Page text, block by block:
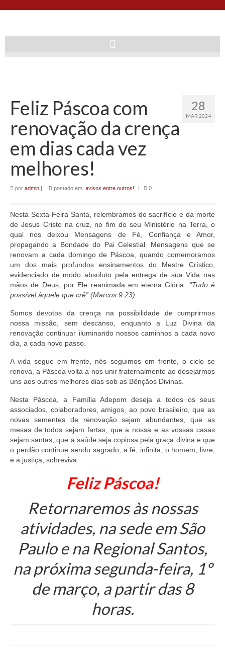
28
MAR 2024
Feliz Páscoa com
renovação da crença
em dias cada vez
melhores!
por admin postado em: avisos entre outros! 0
Nesta Sexta-Feira Santa, relembramos do sacrifício e da morte
de Jesus Cristo na cruz, no fim do seu Ministério na Terra, o
qual nos deixou Mensagens de Fé, Confiança e Amor,
propagando a Bondade do Pai Celestial. Mensagens que se
renovam a cada domingo de Páscoa, quando comemoramos
um dos mais profundos ensinamentos do Mestre Crístico,
evidenciado de modo absoluto pela entrega de sua Vida nas
mãos de Deus, por Ele reanimada em eterna Glória: “Tudo é
possível àquele que crê” (Marcos 9:23).
Somos devotos da crença na possibilidade de cumprirmos
nossa missão, sem descanso, enquanto a Luz Divina da
renovação continuar iluminando nossos caminhos a cada novo
dia, a cada novo passo.
A vida segue em frente, nós seguimos em frente, o ciclo se
renova, a Páscoa volta a nos unir fraternalmente ao desejarmos
uns aos outros melhores dias sob as Bênçãos Divinas.
Nesta Páscoa, a Família Adepom deseja a todos os seus
associados, colaboradores, amigos, ao povo brasileiro, que as
novas sementes de renovação sejam abundantes, que as
mesas de todos sejam fartas, que a nossa e as vossas casas
sejam santas, que a saúde seja copiosa pela graça divina e que
o perdão continue sendo sagrado; a fé, infinita, o homem, livre;
e a justiça, sobreviva.
Feliz Páscoa!
Retornaremos às nossas
atividades, na sede em São
Paulo e na Regional Santos,
na próxima segunda-feira, 1º
de março, a partir das 8
horas.